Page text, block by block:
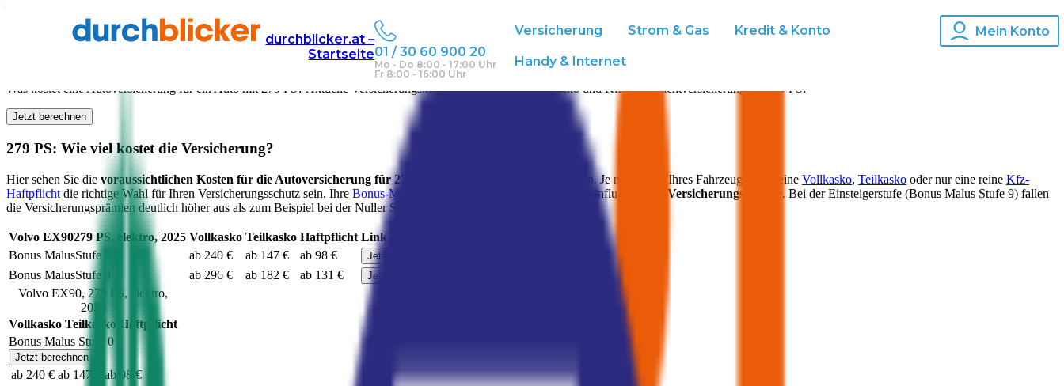
durchblicker.at –
Startseite01 / 30 60 900 20
Mo - Do 8:00 - 17:00 Uhr
Fr 8:00 - 16:00 Uhr
Versicherung Strom & Gas Kredit & Konto
Handy & Internet
Mein Konto
Autoversicherung
Was kostet eine Autoversicherung für ein Auto mit279 PS? Aktuelle Versicherungskosten für Vollkasko, Teilkasko und Kfz-Haftpflichtversicherung für279PS:
Jetzt berechnen
279 PS: Wie viel kostet die Versicherung?
Hier sehen Sie die voraussichtlichen Kosten für die Autoversicherung für279 für unterschiedliche Deckungen. Je nach Alter Ihres Fahrzeugs kann eine Vollkasko, Teilkasko oder nur eine reine Kfz-
Haftpflicht die richtige Wahl für Ihren Versicherungsschutz sein. Ihre Bonus-Malus Stufe hat ebenfalls einen starken Einfluss auf die Versicherungsprämie . Bei der Einsteigerstufe (Bonus Malus Stufe 9) fallen
die Versicherungsprämien deutlich höher aus als zum Beispiel bei der Nuller Stufe.
Volvo EX90279 PS, elektro, 2025 Vollkasko Teilkasko Haftpflicht Link zur Berechnung
Bonus MalusStufe ab 240 € ab 147 € ab 98 € Jetzt berechnen
Bonus MalusStufe ab 296 € ab 182 € ab 131 € Jetzt berechnen
Volvo EX90, 279 PS, elektro,
2025
Vollkasko Teilkasko Haftpflicht
Bonus Malus Stufe 0
Jetzt berechnen
ab 240 € ab 147 €
ab 98 €